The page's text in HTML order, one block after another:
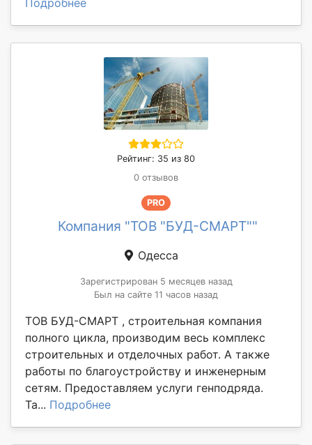
Подробнее
Рейтинг: 35 из 80
0 отзывов
PRO
Компания "ТОВ "БУД-СМАРТ""
Одесса
Зарегистрирован 5 месяцев назад
Был на сайте 11 часов назад
ТОВ БУД-СМАРТ , строительная компания
полного цикла, производим весь комплекс
строительных и отделочных работ. А также
работы по благоустройству и инженерным
сетям. Предоставляем услуги генподряда.
Та... Подробнее